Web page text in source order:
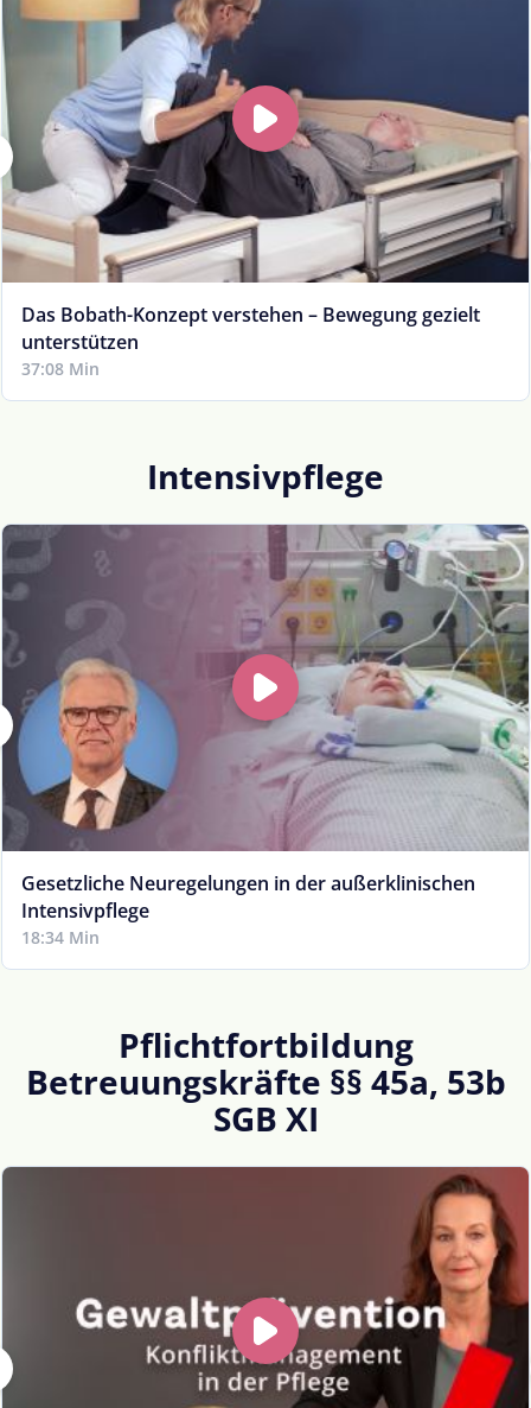
Das Bobath-Konzept verstehen – Bewegung gezielt
unterstützen
37:08 Min
Intensivpflege
Gesetzliche Neuregelungen in der außerklinischen
Intensivpflege
18:34 Min
Pflichtfortbildung
Betreuungskräfte §§ 45a, 53b
SGB XI